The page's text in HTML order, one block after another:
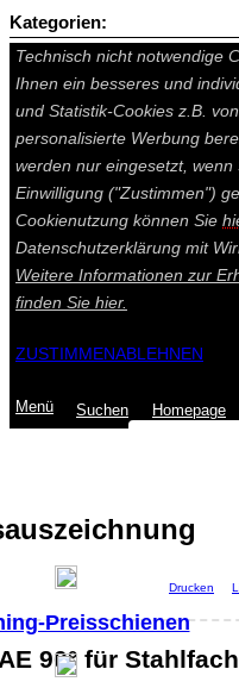
Auf dieser Seite werden
Technisch nicht notwendige
Ihnen ein besseres und
und Statistik-Cookies z.B.
personalisierte Werbung
werden nur eingesetzt,
Einwilligung ("Zustimmen")
Cookienutzung können Sie
Datenschutzerklärung mit
Weitere Informationen zur
finden Sie hier.
ZUSTIMMENABLEHNEN
Menü Suchen Homepage
Preisschienen
Drucken
90° für
Kategorien: